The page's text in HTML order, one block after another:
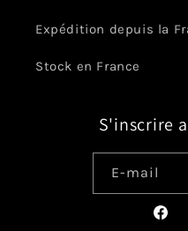
Expédition depuis la
Stock en France
S'inscrire
E-mail